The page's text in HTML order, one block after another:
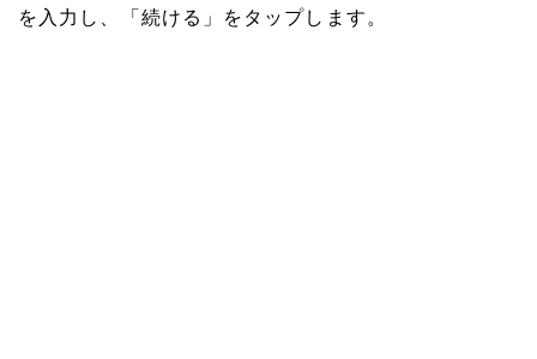
を入力し、「続ける」をタップします。